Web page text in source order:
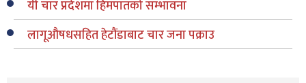
यी चार प्रदेशमा हिमपातको सम्भावना
लागूऔषधसहित हेटौंडाबाट चार जना पक्राउ